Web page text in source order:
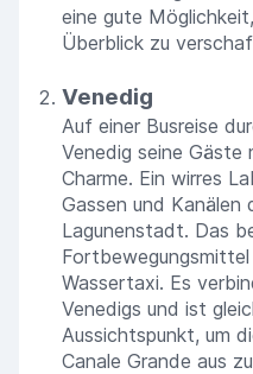
eine gute
Überblick zu
Venedig
Auf einer Busreise
Venedig seine Gäste
Charme. Ein wirres
Gassen und Kanälen
Lagunenstadt. Das
Wassertaxi. Es
Venedigs und ist
Aussichtspunkt, um
Canale Grande aus